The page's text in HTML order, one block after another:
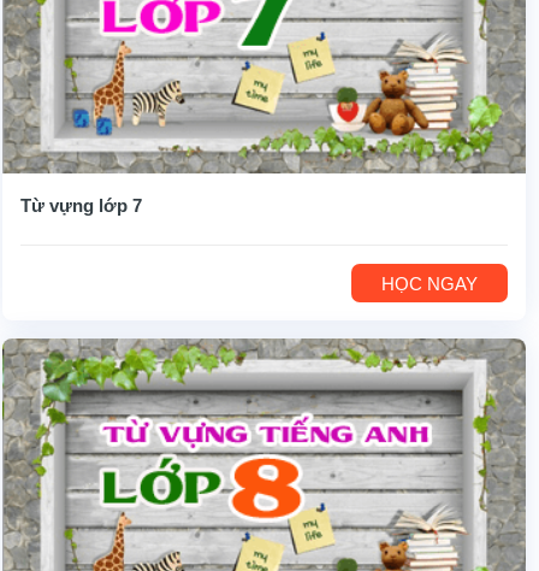
Từ vựng lớp 7
HỌC NGAY